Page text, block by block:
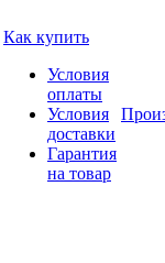
Как купить
Условия
оплаты
Условия
доставки
Гарантия
на товар